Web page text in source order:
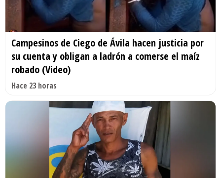
Campesinos de Ciego de Ávila hacen justicia por
su cuenta y obligan a ladrón a comerse el maíz
robado (Video)
Hace 23 horas